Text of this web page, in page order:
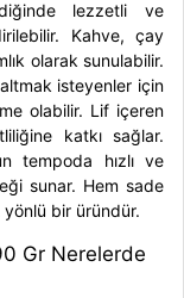
lezzetli ve
Kahve, çay
olarak sunulabilir.
isteyenler için
olabilir. Lif içeren
katkı sağlar.
tempoda hızlı ve
sunar. Hem sade
bir üründür.
Gr Nerelerde